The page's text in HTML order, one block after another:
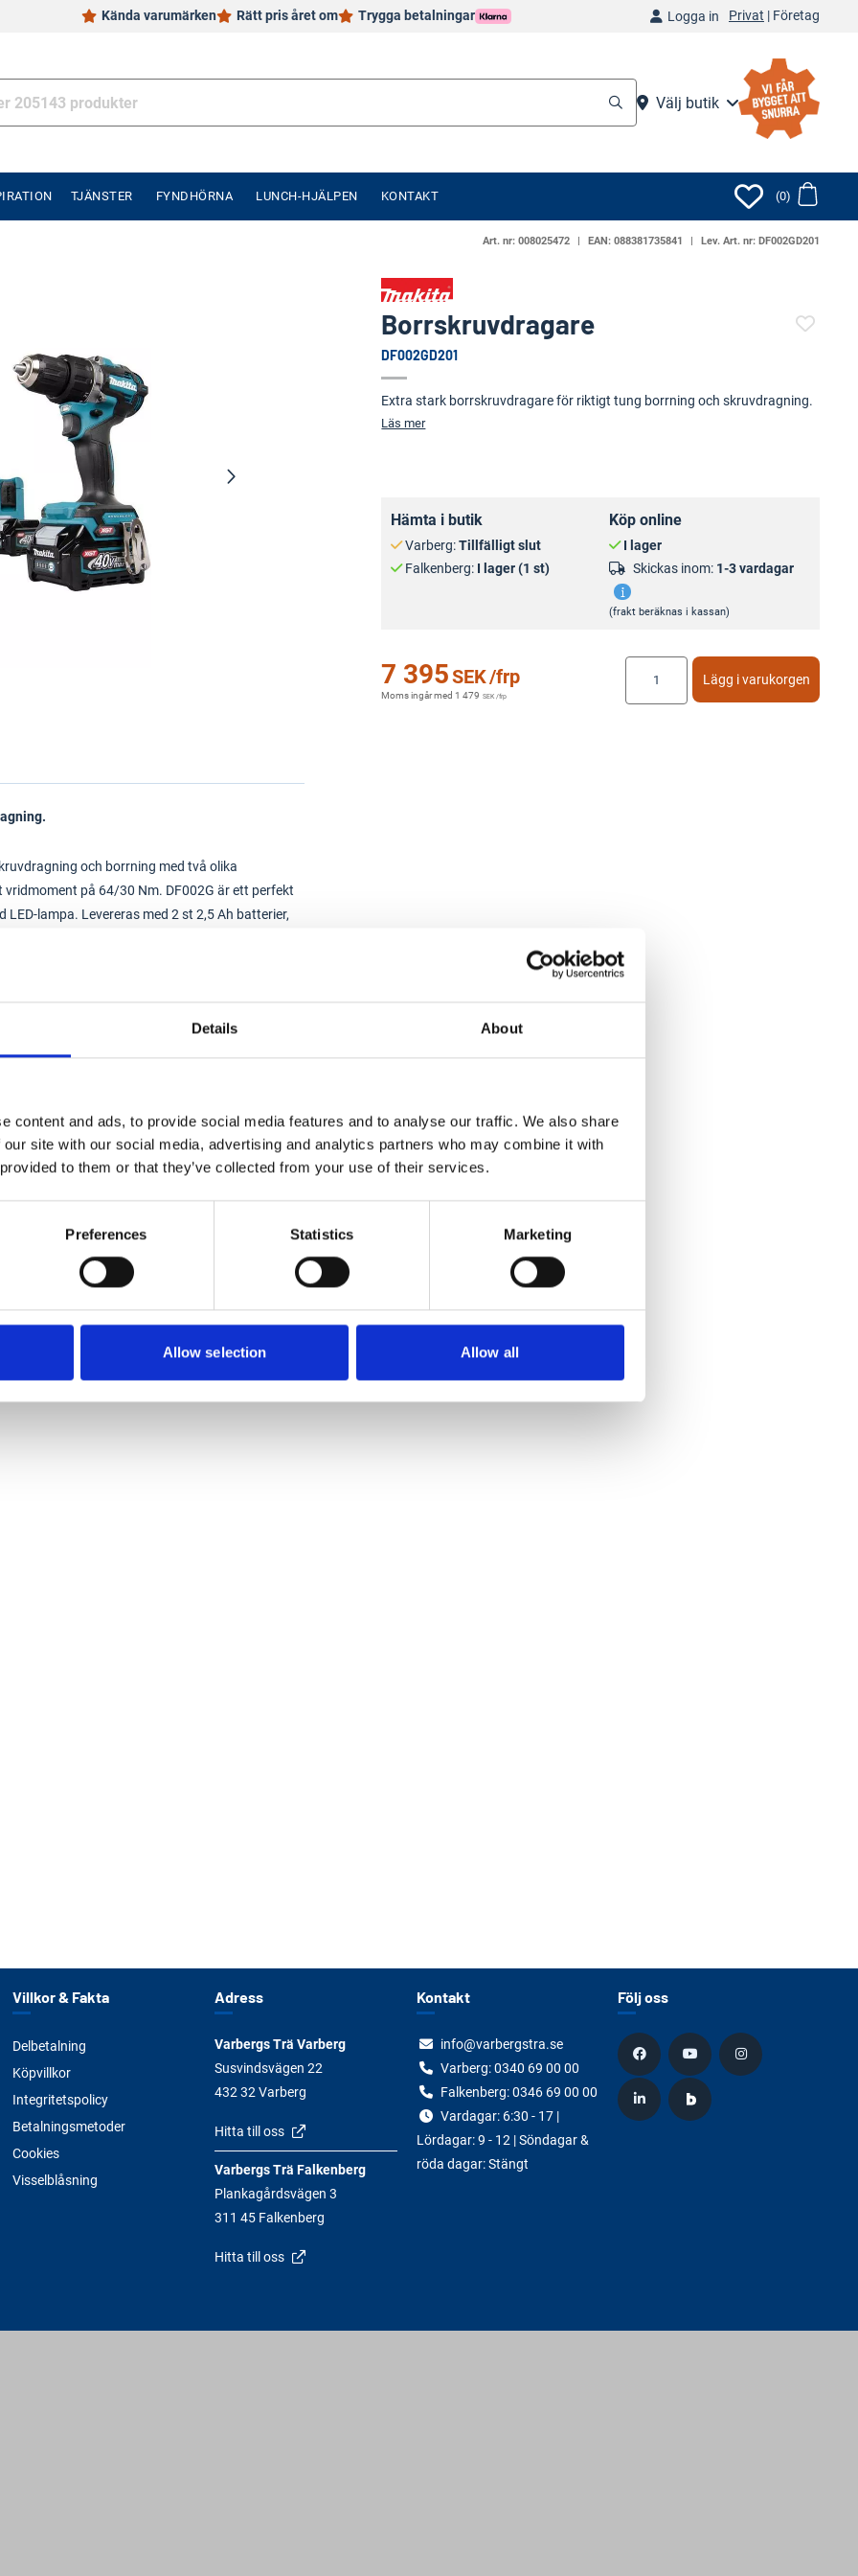
Details About
content and ads, to provide social media features and to analyse our traffic. We also share
site with our social media, advertising and analytics partners who may combine it with
to them or that they’ve collected from your use of their services.
Preferences Statistics Marketing
Allow selection Allow all
Kända varumärken Rätt pris året om Trygga betalningar Logga in Privat | Företag
Välj butik
TJÄNSTER FYNDHÖRNA LUNCH-HJÄLPEN KONTAKT (0)
Art. nr: 008025472 EAN: 088381735841 Lev. Art. nr: DF002GD201
Borrskruvdragare
DF002GD201
Extra stark borrskruvdragare för riktigt tung borrning och skruvdragning.
Läs mer
Hämta i butik
Varberg: Tillfälligt slut
Falkenberg: I lager (1 st)
Köp online
I lager
Skickas inom: 1-3 vardagar
(frakt beräknas i kassan)
7 395SEK/frp
Moms ingår med1 479 SEK /frp
Lägg i varukorgen
och borrning med två olika
på 64/30 Nm. DF002G är ett perfekt
lampa. Levereras med 2 st 2,5 Ah batterier,
Villkor & Fakta
Delbetalning
Köpvillkor
Integritetspolicy
Betalningsmetoder
Cookies
Visselblåsning
Adress
Varbergs Trä Varberg
Susvindsvägen 22
432 32 Varberg
Hitta till oss
Varbergs Trä Falkenberg
Plankagårdsvägen 3
311 45 Falkenberg
Hitta till oss
Kontakt
info@varbergstra.se
Varberg:0340 69 00 00
Falkenberg:0346 69 00 00
Vardagar: 6:30 - 17 |
Lördagar: 9 - 12 | Söndagar &
röda dagar: Stängt
Följ oss